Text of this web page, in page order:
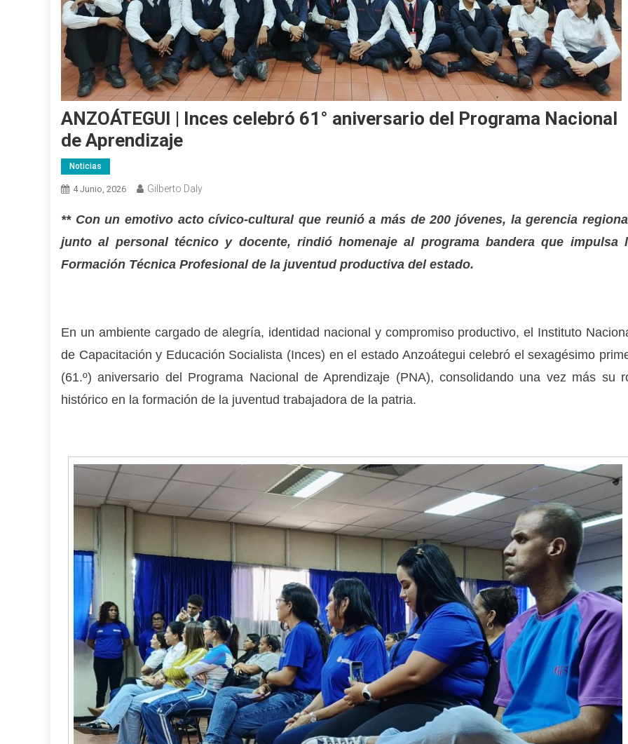
ANZOÁTEGUI | Inces celebró 61° aniversario del Programa Nacional
de Aprendizaje
Noticias
4 Junio, 2026 Gilberto Daly
** Con un emotivo acto cívico-cultural que reunió a más de 200 jóvenes, la gerencia
junto al personal técnico y docente, rindió homenaje al programa bandera que impulsa
Formación Técnica Profesional de la juventud productiva del estado.
En un ambiente cargado de alegría, identidad nacional y compromiso productivo, el Instituto
de Capacitación y Educación Socialista (Inces) en el estado Anzoátegui celebró el sexagésimo
(61.º) aniversario del Programa Nacional de Aprendizaje (PNA), consolidando una vez más su
histórico en la formación de la juventud trabajadora de la patria.